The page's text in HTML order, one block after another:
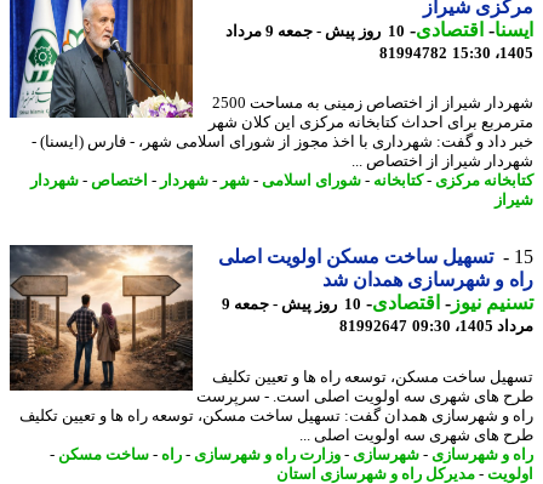
شیراز
-اقتصادی-
10 روز پیش - جمعه 9 مرداد
81994782
شهردار شیراز از اختصاص زمینی به مساحت 2500
برای احداث کتابخانه مرکزی این کلان شهر
داد و گفت: شهرداری با اخذ مجوز از شورای اسلامی شهر، - فارس (ایسنا) -
شیراز از اختصاص ...
مرکزی - کتابخانه-شورای اسلامی-شهر -شهردار-اختصاص-شهردار
تسهیل ساخت مسکن اولویت اصلی
و شهرسازی همدان شد
نیوز-اقتصادی-
10 روز پیش - جمعه 9
09:30
81992647
ساخت مسکن، توسعه راه ها و تعیین تکلیف
های شهری سه اولویت اصلی است. - سرپرست
و شهرسازی همدان گفت: تسهیل ساخت مسکن، توسعه راه ها و تعیین تکلیف
های شهری سه اولویت اصلی ...
و شهرسازی- شهرسازی- وزارت راه و شهرسازی- راه - ساخت مسکن-
-مدیرکل راه و شهرسازی استان